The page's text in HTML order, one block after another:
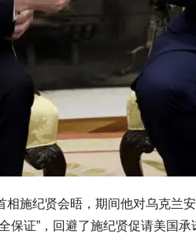
相施纪贤会晤，期间他对乌克兰
保证”，回避了施纪贤促请美国承